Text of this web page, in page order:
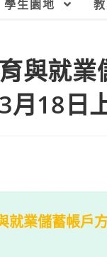
學生園地
與就
18日
就業儲蓄帳戶